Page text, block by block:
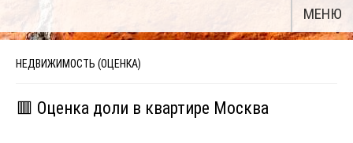
МЕНЮ
НЕДВИЖИМОСТЬ (ОЦЕНКА)
🟥 Оценка доли в квартире Москва